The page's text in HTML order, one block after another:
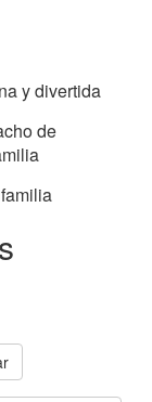
y divertida
de